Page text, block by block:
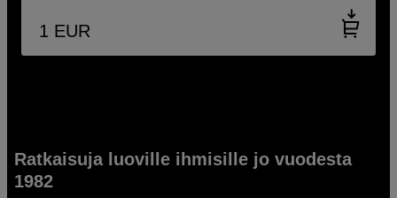
1 EUR
Ratkaisuja luoville ihmisille jo vuodesta
1982